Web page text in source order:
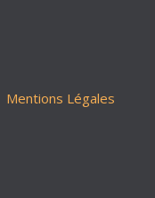
Mentions Légales